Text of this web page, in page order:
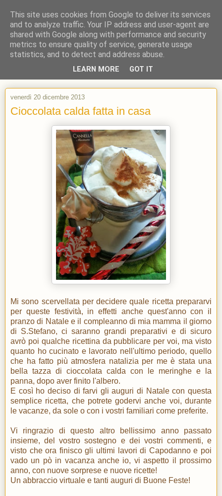
venerdì 20 dicembre 2013
Cioccolata calda fatta in casa
Mi sono scervellata per decidere quale ricetta prepararvi
per queste festività, in effetti anche quest'anno con il
pranzo di Natale e il compleanno di mia mamma il giorno
di S.Stefano, ci saranno grandi preparativi e di sicuro
avrò poi qualche ricettina da pubblicare per voi, ma visto
quanto ho cucinato e lavorato nell'ultimo periodo, quello
che ha fatto più atmosfera natalizia per me è stata una
bella tazza di cioccolata calda con le meringhe e la
panna, dopo aver finito l'albero.
E così ho deciso di farvi gli auguri di Natale con questa
semplice ricetta, che potrete godervi anche voi, durante
le vacanze, da sole o con i vostri familiari come preferite.
Vi ringrazio di questo altro bellissimo anno passato
insieme, del vostro sostegno e dei vostri commenti, e
visto che ora finisco gli ultimi lavori di Capodanno e poi
vado un pò in vacanza anche io, vi aspetto il prossimo
anno, con nuove sorprese e nuove ricette!
Un abbraccio virtuale e tanti auguri di Buone Feste!
This site uses cookies from Google to deliver its services
and to analyze traffic. Your IP address and user-agent are
shared with Google along with performance and security
metrics to ensure quality of service, generate usage
statistics, and to detect and address abuse.
LEARN MORE GOT IT